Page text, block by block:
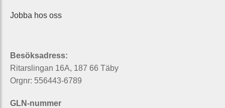
Jobba hos oss
Besöksadress:
Ritarslingan 16A, 187 66 Täby
Orgnr: 556443-6789
GLN-nummer